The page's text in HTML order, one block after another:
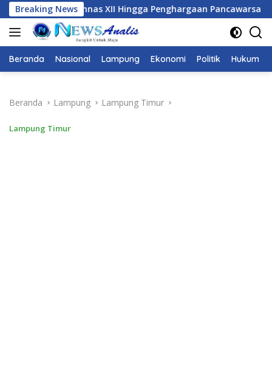
Langsung
ke
konten
Breaking News
Penghargaan Pancawarsa JMSI Dorong
Beranda Nasional Lampung Ekonomi Politik Hukum
Beranda Lampung Lampung Timur
Lampung Timur